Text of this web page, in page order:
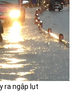
ra ngập lụt